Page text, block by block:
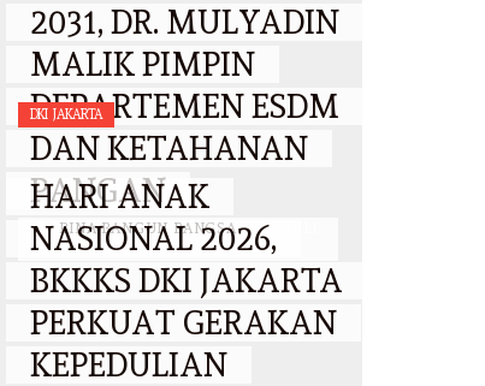
2031, DR. MULYADIN
MALIK PIMPIN
DEPARTEMEN ESDM
DAN KETAHANAN
PANGAN
BY BINA BANGUN BANGSA /
29 JULI
2026
DKI JAKARTA
HARI ANAK
NASIONAL 2026,
BKKKS DKI JAKARTA
PERKUAT GERAKAN
KEPEDULIAN